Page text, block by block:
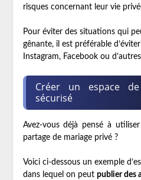
risques concernant leur vie
Pour éviter des situations qui
gênante, il est préférable
Instagram, Facebook ou
Créer un espace
sécurisé
Avez-vous déjà pensé à
partage de mariage privé ?
Voici ci-dessous un exemple
dans lequel on peut publier des